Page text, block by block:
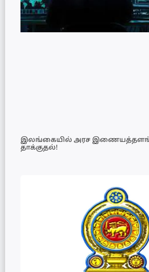
இலங்கையில் அரச
தாக்குதல்!